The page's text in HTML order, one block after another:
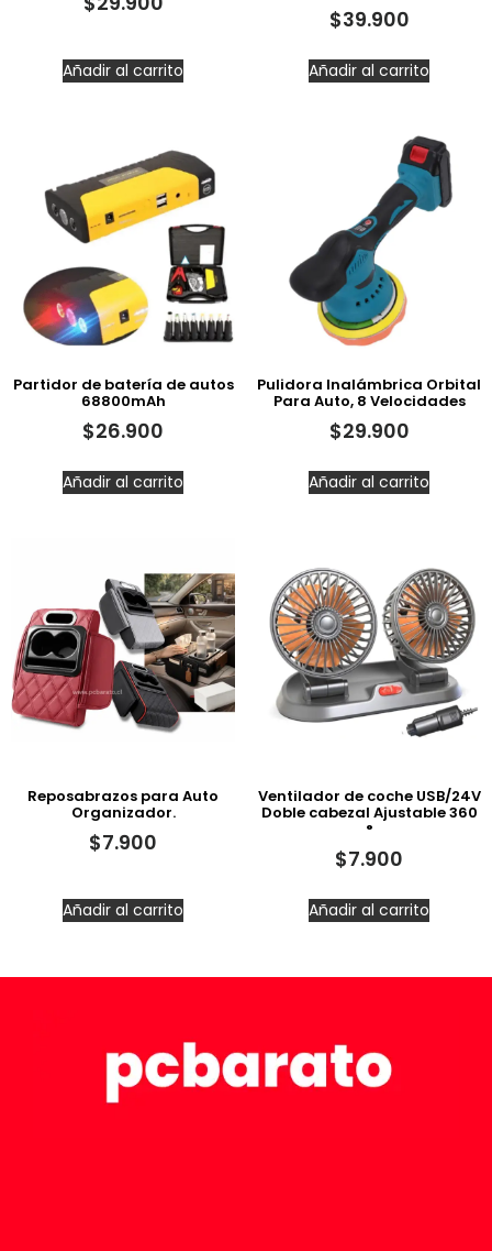
Añadir al carrito
$39.900
Añadir al carrito
Partidor de batería de autos
68800mAh
$26.900
Añadir al carrito
Pulidora Inalámbrica Orbital
Para Auto, 8 Velocidades
$29.900
Añadir al carrito
Reposabrazos para Auto
Organizador.
$7.900
Añadir al carrito
Ventilador de coche USB/24V
Doble cabezal Ajustable 360
°
$7.900
Añadir al carrito